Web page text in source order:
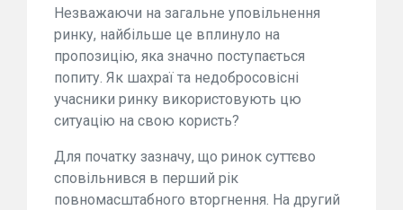
Незважаючи на загальне уповільнення
ринку, найбільше це вплинуло на
пропозицію, яка значно поступається
попиту. Як шахраї та недобросовісні
учасники ринку використовують цю
ситуацію на свою користь?
Для початку зазначу, що ринок суттєво
сповільнився в перший рік
повномасштабного вторгнення. На другий